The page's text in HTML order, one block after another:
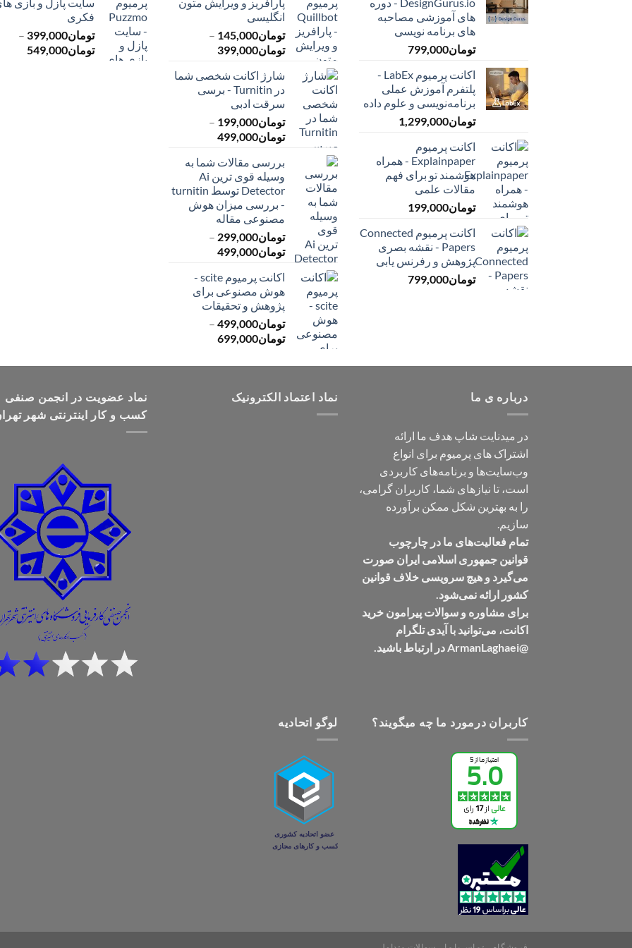
DesignGurus.io - دوره
‌های آموزشی مصاحبه
‌های برنامه نویسی
تومان799,000
اکانت پرمیوم LabEx -
پلتفرم آموزش عملی
برنامه‌نویسی و علوم داده
تومان1,299,000
اکانت پرمیوم
Explainpaper - همراه
هوشمند تو برای فهم
مقالات علمی
تومان199,000
اکانت پرمیوم Connected
Papers - نقشه بصری
پژوهش و رفرنس یابی
تومان799,000
پارافریز و ویرایش متون
انگلیسی
تومان145,000
–
تومان399,000
تومان145,000
تا
شارژ اکانت شخصی شما
در Turnitin - برسی
سرقت ادبی
تومان199,000
–
تومان499,000محدوده
تومان199,000
تا
تومان499,000
بررسی مقالات شما به
وسیله قوی ترین Ai
Detector توسط turnitin
- بررسی میزان هوش
مصنوعی مقاله
تومان299,000
–
تومان499,000محدوده
تا
تومان499,000
اکانت پرمیوم scite -
هوش مصنوعی برای
پژوهش و تحقیقات
تومان499,000
–
تومان699,000محدوده
تومان499,000
سایت پازل و بازی
فکری
تومان399,000
–
تومان549,000
درباره ی ما
در میدنایت شاپ هدف ما ارائه
اشتراک های پرمیوم برای انواع
وب‌سایت‌ها و برنامه‌های کاربردی
است، تا نیازهای شما، کاربران گرامی،
را به بهترین شکل ممکن برآورده
سازیم.
تمام فعالیت‌های ما در چارچوب
قوانین جمهوری اسلامی ایران صورت
می‌گیرد و هیچ سرویسی خلاف قوانین
کشور ارائه نمی‌شود.
برای مشاوره و سوالات پیرامون خرید
اکانت، می‌توانید با آیدی تلگرام
@ArmanLaghaei در ارتباط باشید.
نماد اعتماد الکترونیک
نماد عضویت در انجمن صنفی
کسب و کار اینترنتی شهر
کاربران درمورد ما چه میگویند؟ لوگو اتحادیه